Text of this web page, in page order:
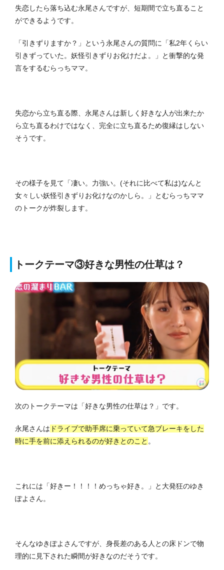
失恋したら落ち込む永尾さんですが、短期間で立ち直ること
ができるようです。
「引きずりますか？」という永尾さんの質問に「私2年くらい
引きずっていた。妖怪引きずりお化けだよ。」と衝撃的な発
言をするむらっちママ。
失恋から立ち直る際、永尾さんは新しく好きな人が出来たか
ら立ち直るわけではなく、完全に立ち直るため復縁はしない
そうです。
その様子を見て「凄い。力強い。(それに比べて私は)なんと
女々しい妖怪引きずりお化けなのかしら。」とむらっちママ
のトークが炸裂します。
トークテーマ③好きな男性の仕草は？
次のトークテーマは「好きな男性の仕草は？」です。
永尾さんは ドライブで助手席に乗っていて急ブレーキをした
時に手を前に添えられるのが好きとのこと 。
これには「好きー！！！！めっちゃ好き。」と大発狂のゆき
ぽよさん。
そんなゆきぽよさんですが、身長差のある人との床ドンで物
理的に見下された瞬間が好きなのだそうです。